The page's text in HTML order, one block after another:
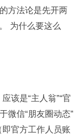
方法论是先开两
为什么要这么
该是“主人翁”“官
微信“朋友圈动态”
即官方工作人员账